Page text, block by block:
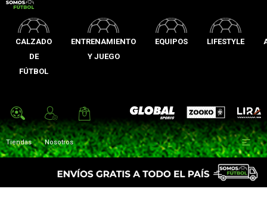
CALZADO
DE
FÚTBOL
ENTRENAMIENTO
Y JUEGO
EQUIPOS LIFESTYLE
Global Sports Zooko Lira
Tiendas Nosotros 